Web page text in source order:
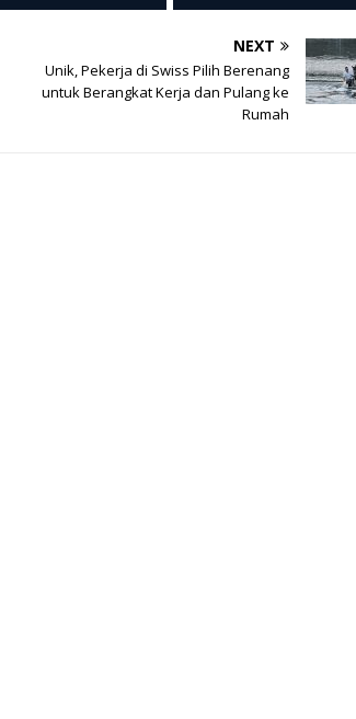
NEXT
Unik, Pekerja di Swiss Pilih Berenang
untuk Berangkat Kerja dan Pulang ke
Rumah